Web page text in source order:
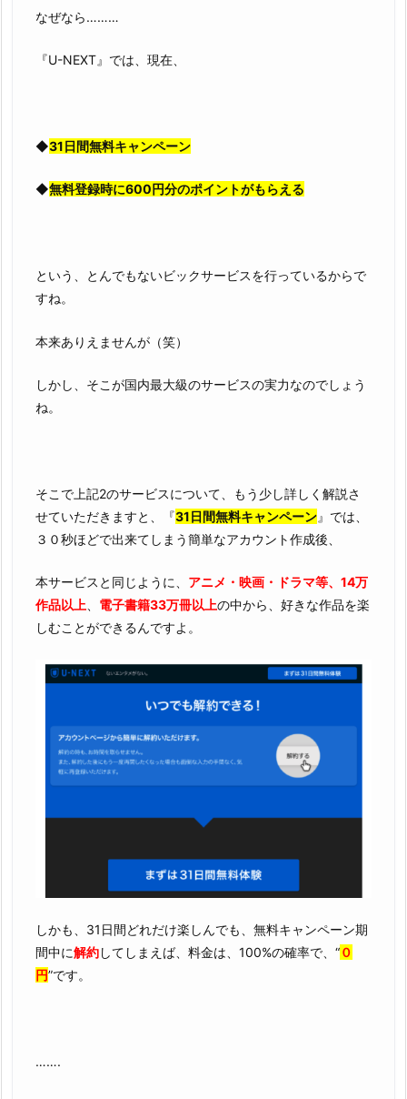
なぜなら………
『U-NEXT』では、現在、
◆31日間無料キャンペーン
◆無料登録時に600円分のポイントがもらえる
という、とんでもないビックサービスを行っているからで
すね。
本来ありえませんが（笑）
しかし、そこが国内最大級のサービスの実力なのでしょう
ね。
そこで上記2のサービスについて、もう少し詳しく解説さ
せていただきますと、『31日間無料キャンペーン』では、
３０秒ほどで出来てしまう簡単なアカウント作成後、
本サービスと同じように、 アニメ・映画・ドラマ等、14万
作品以上
電子書籍33万冊以上の中から、好きな作品を楽
しむことができるんですよ。
しかも、31日間どれだけ楽しんでも、無料キャンペーン期
間中に解約してしまえば、料金は、100%の確率で、“０
円”です。
…….